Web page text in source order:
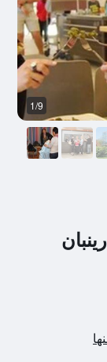
1/9